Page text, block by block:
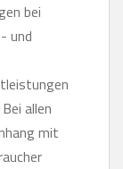
bei
und
allen
mit